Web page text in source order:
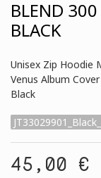
BLEND
BLACK
Unisex Zip Hoodie
Venus Album
Black
45,00 €